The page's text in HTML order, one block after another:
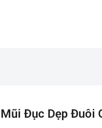
Mũi Đục Dẹp Đuôi